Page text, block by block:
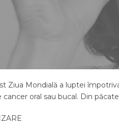
Ziua Mondială a luptei
cancer oral sau bucal. Din